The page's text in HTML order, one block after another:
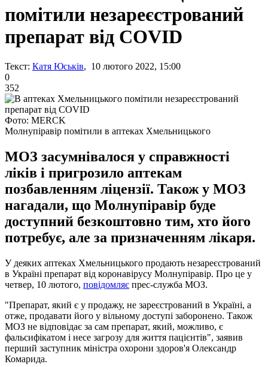
помітили незареєстрований
препарат від COVID
Текст: Катя Юськів, 10 лютого 2022, 15:00
0
352
Фото: MERCK
Молнупіравір помітили в аптеках Хмельницького
МОЗ засумнівалося у справжності
ліків і пригрозило аптекам
позбавленням ліцензії. Також у МОЗ
нагадали, що Молнупіравір буде
доступний безкоштовно тим, хто його
потребує, але за призначенням лікаря.
У деяких аптеках Хмельницького продають незареєстрований
в Україні препарат від коронавірусу Молнупіравір. Про це у
четвер, 10 лютого, повідомляє прес-служба МОЗ.
"Препарат, який є у продажу, не зареєстрований в Україні, а
отже, продавати його у вільному доступі заборонено. Також
МОЗ не відповідає за сам препарат, який, можливо, є
фальсифікатом і несе загрозу для життя пацієнтів", заявив
перший заступник міністра охорони здоров'я Олександр
Комарида.